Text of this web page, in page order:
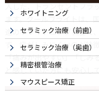
入した、トランセントフラ
ます。クールブライトは、
進のホワイトニング機器で
ず、歯がしみにくいのが特
「痛みが出やすい」「しみ
と感じていた方にも安心し
ホワイトニング
セラミック治療（前歯）
セラミック治療（奥歯）
精密根管治療
マウスピース矯正